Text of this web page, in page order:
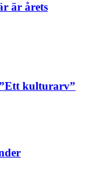
är årets
kulturarv”